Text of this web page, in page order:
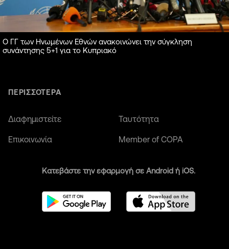
Ο ΓΓ των Ηνωμένων Εθνών ανακοινώνει την σύγκληση
συνάντησης 5+1 για το Κυπριακό
ΠΕΡΙΣΣΟΤΕΡΑ
Διαφημιστείτε Ταυτότητα
Επικοινωνία Member of COPA
Κατεβάστε την εφαρμογή σε Android ή iOS.